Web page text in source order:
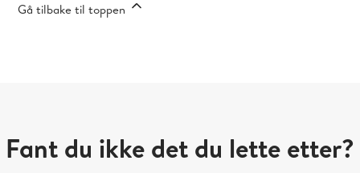
Gå tilbake til toppen
Fant du ikke det du lette etter?